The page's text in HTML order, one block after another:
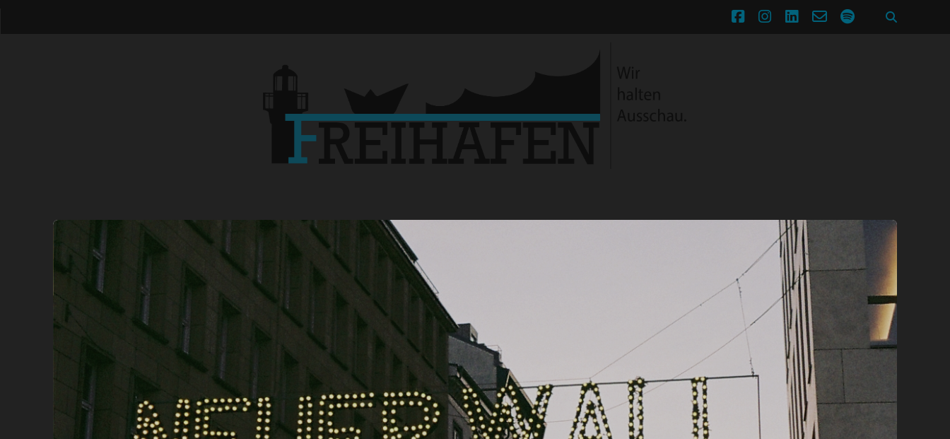
facebookinstagram
linkedin
email-spotify